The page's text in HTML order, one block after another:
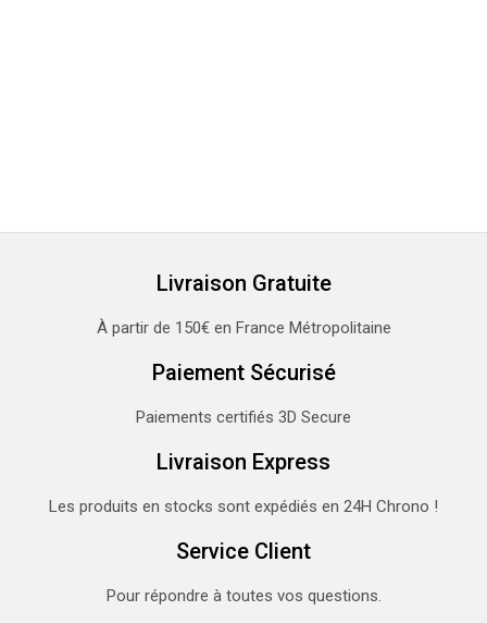
Livraison Gratuite
À partir de 150€ en France Métropolitaine
Paiement Sécurisé
Paiements certifiés 3D Secure
Livraison Express
Les produits en stocks sont expédiés en 24H Chrono !
Service Client
Pour répondre à toutes vos questions.